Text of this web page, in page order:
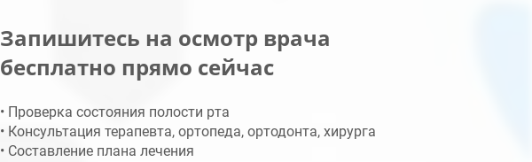
Запишитесь на осмотр врача
бесплатно прямо сейчас
• Проверка состояния полости рта
• Консультация терапевта, ортопеда, ортодонта, хирурга
• Составление плана лечения